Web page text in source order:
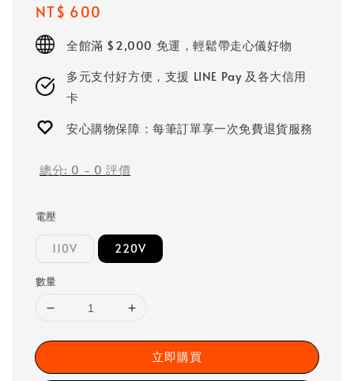
Regular
price
NT$ 600
全館滿 $2,000 免運，輕鬆帶走心儀好物
多元支付好方便，支援 LINE Pay 及各大信用
卡
安心購物保障：每筆訂單享一次免費退貨服務
總分: 0 - 0 評價
電壓
110V 220V
數量
立即購買